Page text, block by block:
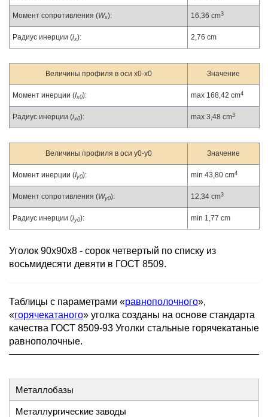
Момент сопротивления (Wx): 16,36 cm3
Радиус инерции (ix): 2,76 cm
Величины профиля в оси x0-x0 Значение
Момент инерции (Ix0): max 168,42 cm4
Радиус инерции (ix0): max 3,48 cm3
Величины профиля в оси y0-y0 Значение
Момент инерции (Iy0): min 43,80 cm4
Момент сопротивления (Wy0): 12,34 cm3
Радиус инерции (iy0): min 1,77 cm
Уголок 90х90х8 - сорок четвертый по списку из
восьмидесяти девяти в ГОСТ 8509.
Таблицы с параметрами «равнополочного»,
«горячекатаного» уголка созданы на основе стандарта
качества ГОСТ 8509-93 Уголки стальные горячекатаные
равнополочные.
Металлобазы
Металлургические заводы